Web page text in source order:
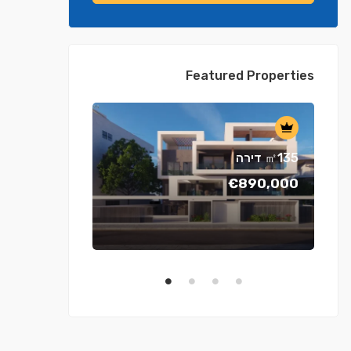
Featured Properties
דירה ㎡135
€890,000